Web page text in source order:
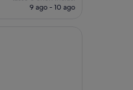
attuale
9 ago - 10 ago